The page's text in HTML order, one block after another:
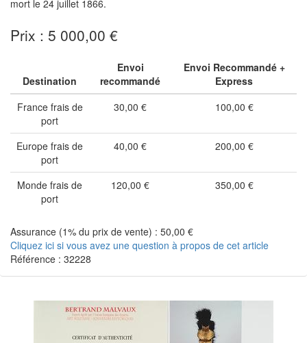
mort le 24 juillet 1866.
Prix : 5 000,00 €
Destination
Envoi
recommandé
Envoi Recommandé +
Express
France frais de
port
30,00 € 100,00 €
Europe frais de
port
40,00 € 200,00 €
Monde frais de
port
120,00 € 350,00 €
Assurance (1% du prix de vente) : 50,00 €
Cliquez ici si vous avez une question à propos de cet article
Référence : 32228